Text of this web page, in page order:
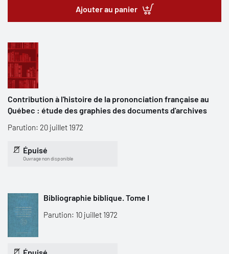
Ajouter au panier
Contribution à l'histoire de la prononciation française au
Québec : étude des graphies des documents d'archives
Parution: 20 juillet 1972
Épuisé
Ouvrage non disponible
Bibliographie biblique. Tome I
Parution: 10 juillet 1972